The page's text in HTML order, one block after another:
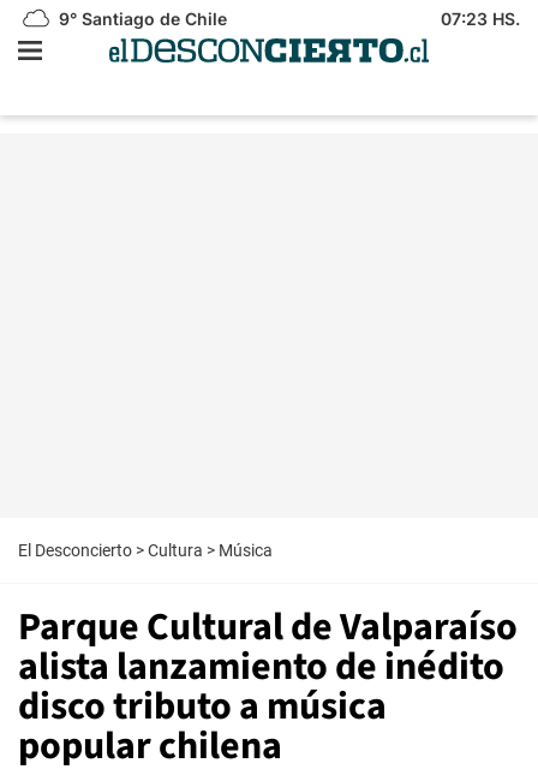
9° Santiago de Chile 07:23 HS.
El Desconcierto >Cultura > Música
Parque Cultural de Valparaíso
alista lanzamiento de inédito
disco tributo a música
popular chilena